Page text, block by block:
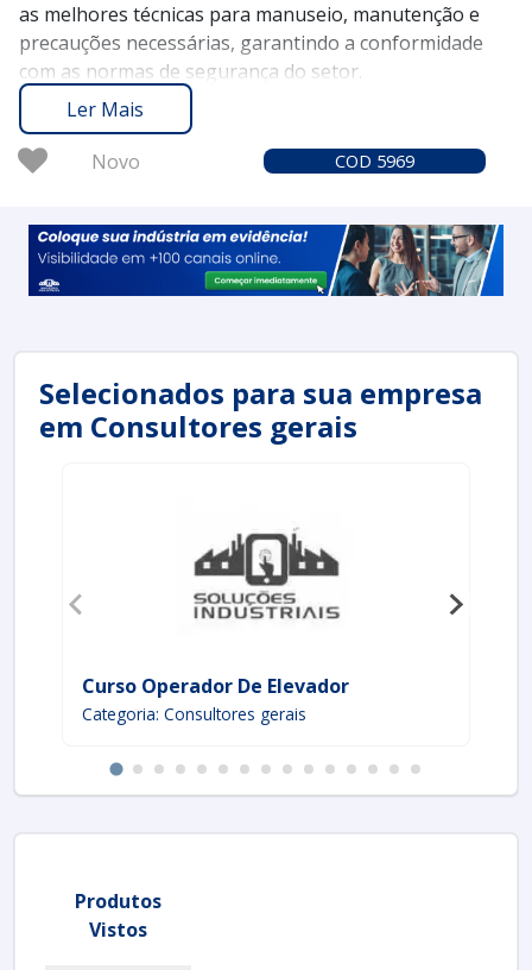
as melhores técnicas para manuseio, manutenção e
precauções necessárias, garantindo a conformidade
com as normas de segurança do setor.
O Soluções Industriais é a plataforma que conecta você
aos melhores fornecedores de cursos de formação
técnica, incluindo o curso de operador de elevador
compradores, proporcionando uma experiência segura
e confiável na busca pela qualificação profissional.
Solicite um orçamento no Soluções Industriais e dê o
qualificado, elevando sua carreira a novos patamares
com segurança e competência.
Ler Mais
Novo
COD 5969
Selecionados para sua empresa
em Consultores gerais
Curso Operador De Elevador
Categoria: Consultores gerais
Produtos
Vistos